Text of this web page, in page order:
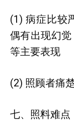
(1) 病症比较
偶有出现幻
等主要表现
(2) 照顾者痛
七、照料难点